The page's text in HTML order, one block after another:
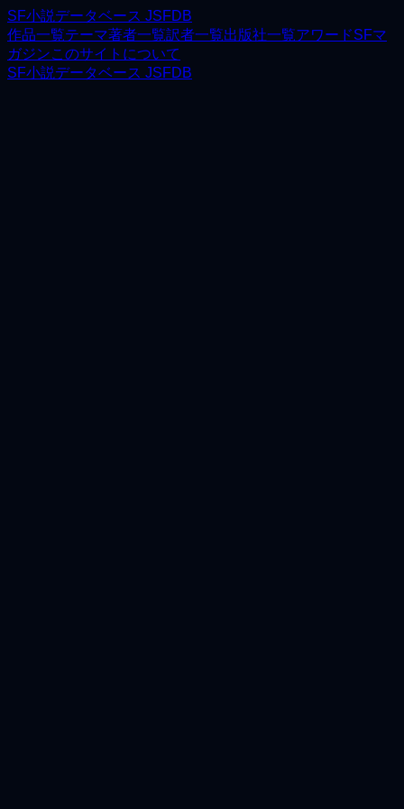
SF小説データベース JSFDB
作品一覧テーマ著者一覧訳者一覧出版社一覧アワードSFマ
ガジンこのサイトについて
SF小説データベース JSFDB